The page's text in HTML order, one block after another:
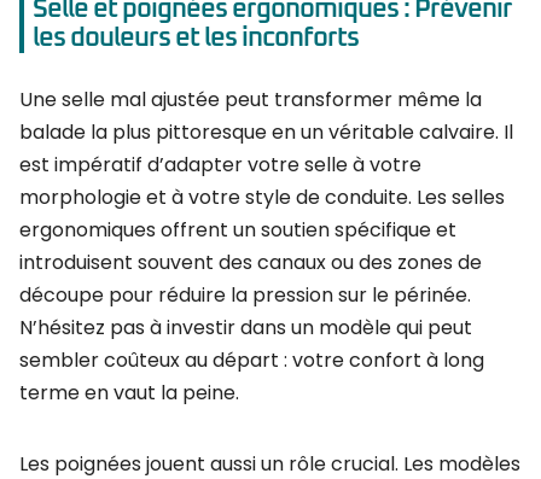
Selle et poignées ergonomiques : Prévenir
les douleurs et les inconforts
Une selle mal ajustée peut transformer même la
balade la plus pittoresque en un véritable calvaire. Il
est impératif d’adapter votre selle à votre
morphologie et à votre style de conduite. Les selles
ergonomiques offrent un soutien spécifique et
introduisent souvent des canaux ou des zones de
découpe pour réduire la pression sur le périnée.
N’hésitez pas à investir dans un modèle qui peut
sembler coûteux au départ : votre confort à long
terme en vaut la peine.
Les poignées jouent aussi un rôle crucial. Les modèles